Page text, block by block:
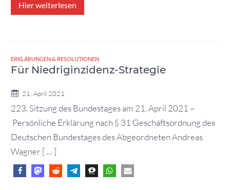
Hier weiterlesen
ERKLÄRUNGEN & RESOLUTIONEN
Für Niedriginzidenz-Strategie
21. April 2021
223. Sitzung des Bundestages am 21. April 2021 –
Persönliche Erklärung nach § 31 Geschäftsordnung des
Deutschen Bundestages des Abgeordneten Andreas
Wagner [ … ]